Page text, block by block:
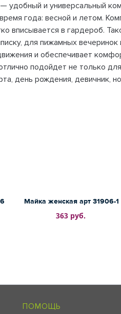
удобный и универсальный
года: весной и летом.
вписывается в гардероб.
для пижамных
и обеспечивает
подойдет не только
день рождения,
Майка женская арт 31906-1
363 руб.
ПОМОЩЬ